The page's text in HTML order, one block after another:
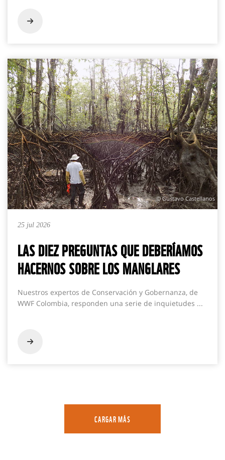
© Gustavo Castellanos
25 jul 2026
LAS DIEZ PREGUNTAS QUE DEBERÍAMOS
HACERNOS SOBRE LOS MANGLARES
Nuestros expertos de Conservación y Gobernanza, de
WWF Colombia, responden una serie de inquietudes ...
CARGAR MÁS